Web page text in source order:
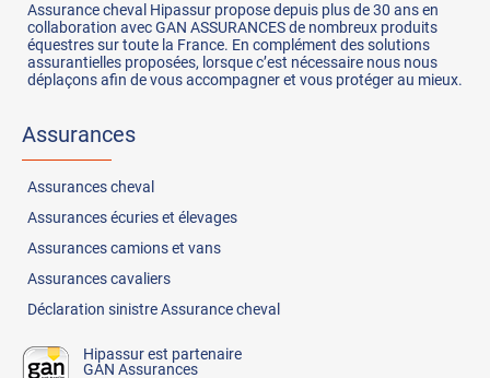
Assurance cheval Hipassur propose depuis plus de 30 ans en
collaboration avec GAN ASSURANCES de nombreux produits
équestres sur toute la France. En complément des solutions
assurantielles proposées, lorsque c’est nécessaire nous nous
déplaçons afin de vous accompagner et vous protéger au mieux.
Assurances
Assurancescheval
Assurancesécuries et élevages
Assurancescamions et vans
Assurancescavaliers
Déclaration sinistre Assurance cheval
Hipassur est partenaire
GAN Assurances